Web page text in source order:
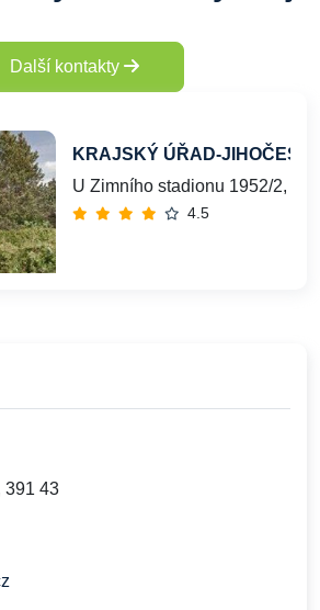
Další kontakty
KRAJSKÝ ÚŘAD-
U Zimního stadionu 1952/2,
4.5
391 43